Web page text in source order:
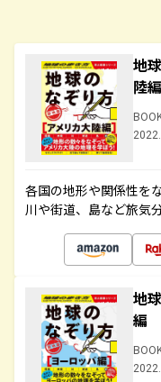
地
陸編
各国の地形や関係性を
川や街道、島など旅気
地
編